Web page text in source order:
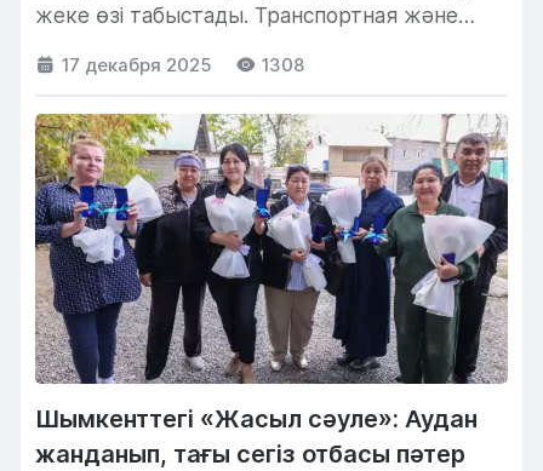
жеке өзі табыстады. Транспортная және
17 декабря 2025 1308
Шымкенттегі «Жасыл сәуле»: Аудан
жанданып, тағы сегіз отбасы пәтер